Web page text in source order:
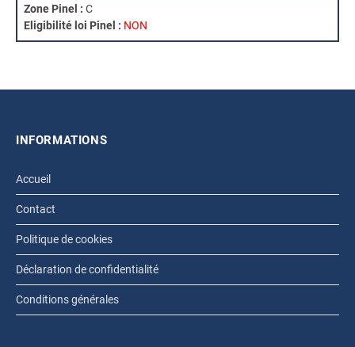
Zone Pinel : C
Eligibilité loi Pinel : NON
INFORMATIONS
Accueil
Contact
Politique de cookies
Déclaration de confidentialité
Conditions générales